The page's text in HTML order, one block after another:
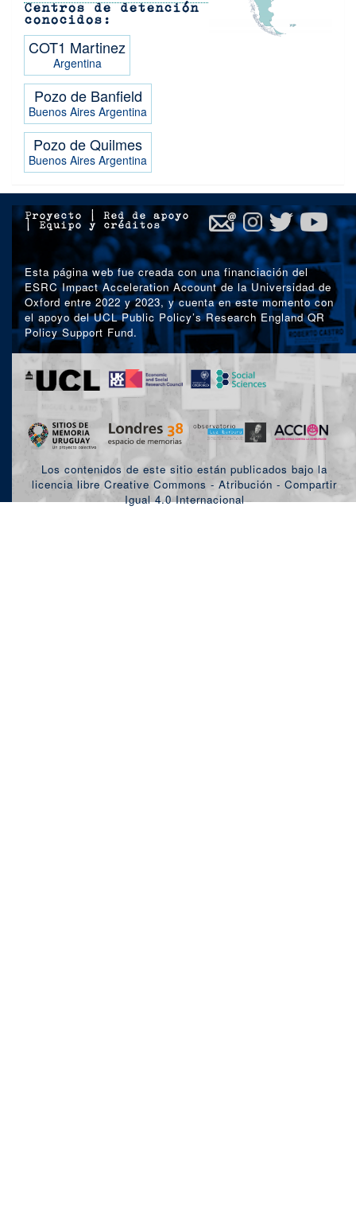
Centros de detención
conocidos
COT1 Martinez
Argentina
Pozo de Banfield
Buenos Aires Argentina
Pozo de Quilmes
Buenos Aires Argentina
Proyecto
Red de apoyo
| Equipo y créditos
Esta página web fue creada con una financiación del
ESRC Impact Acceleration Account de la Universidad de
Oxford entre 2022 y 2023, y cuenta en este momento con
el apoyo del UCL Public Policy’s Research England QR
Policy Support Fund.
Los contenidos de este sitio están publicados bajo la
licencia libre Creative Commons - Atribución - Compartir
Igual 4.0 Internacional